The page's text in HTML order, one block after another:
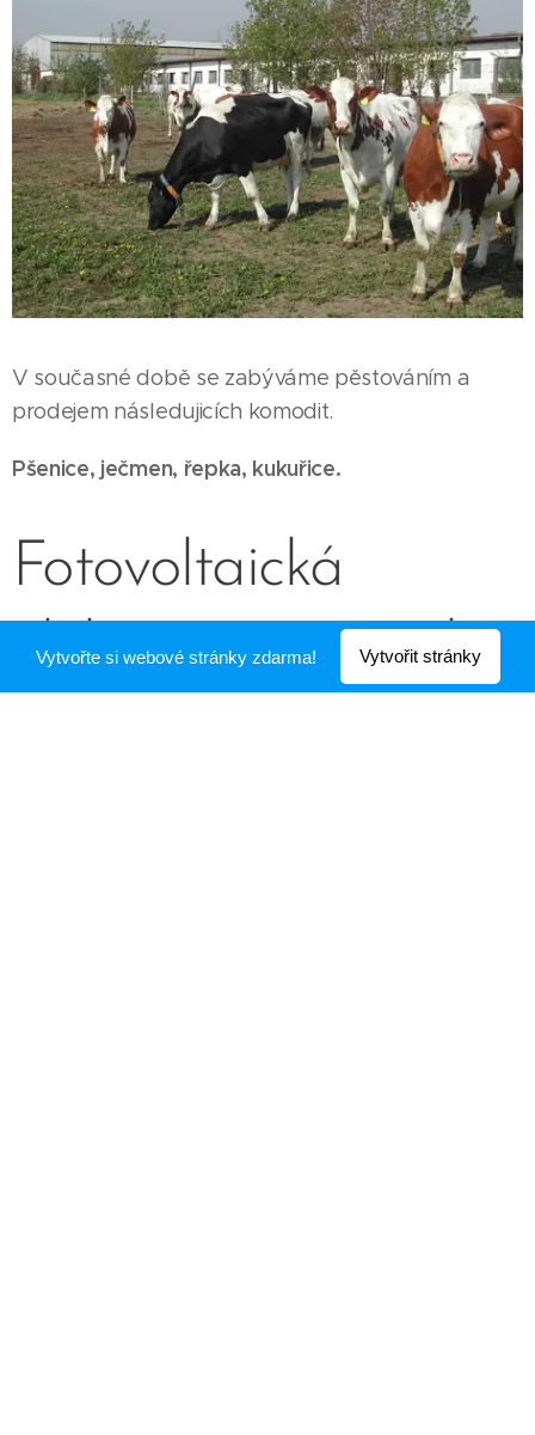
V současné době se zabýváme pěstováním a
prodejem následujicích komodit.
Pšenice, ječmen, řepka, kukuřice.
Fotovoltaická
elektrárna Veverské
Vytvořte si webové stránky zdarma! Vytvořit stránky